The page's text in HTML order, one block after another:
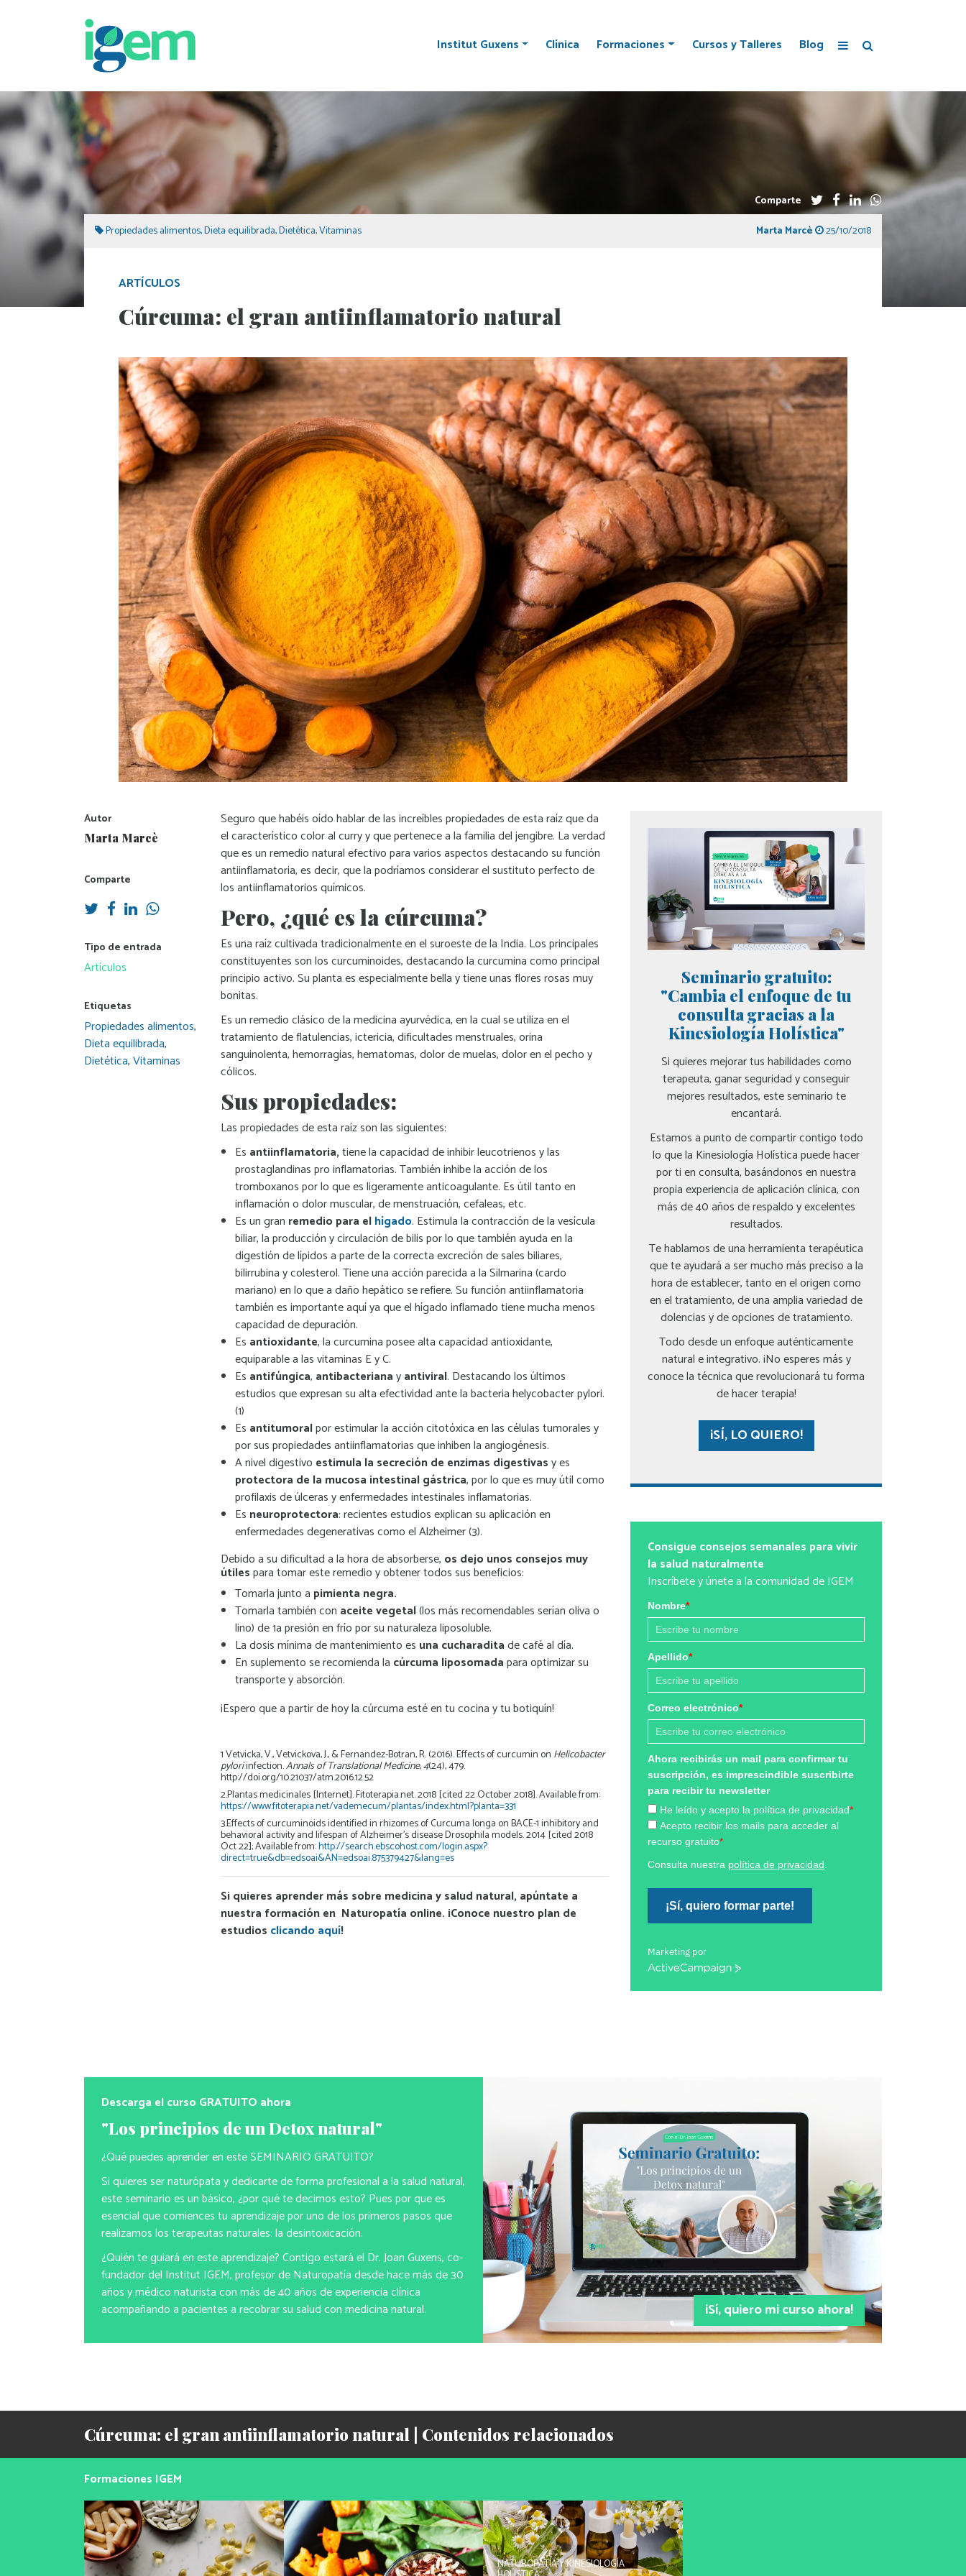
Institut Guxens Clínica Formaciones Cursos y Talleres Blog
Comparte
Propiedades alimentos,Dieta equilibrada,Dietética,Vitaminas Marta Marcè 25/10/2018
ARTÍCULOS
Cúrcuma: el gran antiinflamatorio natural
Autor
Marta Marcè
Comparte
Tipo de entrada
Artículos
Etiquetas
Propiedades alimentos,
Dieta equilibrada,
Dietética,Vitaminas
Seguro que habéis oído hablar de las increíbles propiedades de esta raíz que da
el característico color al curry y que pertenece a la familia del jengibre. La verdad
que es un remedio natural efectivo para varios aspectos destacando su función
antiinflamatoria, es decir, que la podríamos considerar el sustituto perfecto de
los antiinflamatorios químicos.
Pero, ¿qué es la cúrcuma?
Es una raíz cultivada tradicionalmente en el suroeste de la India. Los principales
constituyentes son los curcuminoides, destacando la curcumina como principal
principio activo. Su planta es especialmente bella y tiene unas flores rosas muy
bonitas.
Es un remedio clásico de la medicina ayurvédica, en la cual se utiliza en el
tratamiento de flatulencias, ictericia, dificultades menstruales, orina
sanguinolenta, hemorragias, hematomas, dolor de muelas, dolor en el pecho y
cólicos.
Sus propiedades:
Las propiedades de esta raíz son las siguientes:
Es antiinflamatoria,tiene la capacidad de inhibir leucotrienos y las
prostaglandinas pro inflamatorias. También inhibe la acción de los
tromboxanos por lo que es ligeramente anticoagulante. Es útil tanto en
inflamación o dolor muscular, de menstruación, cefaleas, etc.
Es un gran remedio para elhígado. Estimula la contracción de la vesícula
biliar, la producción y circulación de bilis por lo que también ayuda en la
digestión de lípidos a parte de la correcta excreción de sales biliares,
bilirrubina y colesterol. Tiene una acción parecida a la Silmarina (cardo
mariano) en lo que a daño hepático se refiere. Su función antiinflamatoria
también es importante aquí ya que el hígado inflamado tiene mucha menos
capacidad de depuración.
Es antioxidante, la curcumina posee alta capacidad antioxidante,
equiparable a las vitaminas E y C.
Es antifúngica, antibacterianayantiviral. Destacando los últimos
estudios que expresan su alta efectividad ante la bacteria helycobacter pylori.
(1)
Es antitumoralpor estimular la acción citotóxica en las células tumorales y
por sus propiedades antiinflamatorias que inhiben la angiogénesis.
A nivel digestivo estimula la secreción de enzimas digestivasy es
protectora de la mucosa intestinal gástrica, por lo que es muy útil como
profilaxis de úlceras y enfermedades intestinales inflamatorias.
Es neuroprotectora: recientes estudios explican su aplicación en
enfermedades degenerativas como el Alzheimer (3).
Debido a su dificultad a la hora de absorberse, os dejo unos consejos muy
útilespara tomar este remedio y obtener todos sus beneficios:
Tomarla junto a pimienta negra.
Tomarla también con aceite vegetal(los más recomendables serían oliva o
lino) de 1a presión en frío por su naturaleza liposoluble.
La dosis mínima de mantenimiento es una cucharaditade café al día.
En suplemento se recomienda la cúrcuma liposomadapara optimizar su
transporte y absorción.
¡Espero que a partir de hoy la cúrcuma esté en tu cocina y tu botiquín!
1Vetvicka, V., Vetvickova, J., & Fernandez-Botran, R. (2016). Effects of curcumin on Helicobacter
pyloriinfection.Annals of Translational Medicine,4(24), 479.
http://doi.org/10.21037/atm.2016.12.52
2.Plantas medicinales [Internet]. Fitoterapia.net. 2018 [cited 22 October 2018]. Available from:
https://www.fitoterapia.net/vademecum/plantas/index.html?planta=331
3.Effects of curcuminoids identified in rhizomes of Curcuma longa on BACE-1 inhibitory and
behavioral activity and lifespan of Alzheimer’s disease Drosophila models. 2014 [cited 2018
Oct 22]; Available from:http://search.ebscohost.com/login.aspx?
direct=true&db=edsoai&AN=edsoai.875379427&lang=es
Si quieres aprender más sobre medicina y salud natural, apúntate a
nuestra formación en Naturopatía online. ¡Conoce nuestro plan de
estudios clicando aquí!
Seminario gratuito:
"Cambia el enfoque de tu
consulta gracias a la
Kinesiología Holística"
Si quieres mejorar tus habilidades como
terapeuta, ganar seguridad y conseguir
mejores resultados, este seminario te
encantará.
Estamos a punto de compartir contigo todo
lo que la Kinesiología Holística puede hacer
por ti en consulta, basándonos en nuestra
propia experiencia de aplicación clínica, con
más de 40 años de respaldo y excelentes
resultados.
Te hablamos de una herramienta terapéutica
que te ayudará a ser mucho más preciso a la
hora de establecer, tanto en el origen como
en el tratamiento, de una amplia variedad de
dolencias y de opciones de tratamiento.
Todo desde un enfoque auténticamente
natural e integrativo. ¡No esperes más y
conoce la técnica que revolucionará tu forma
de hacer terapia!
¡SÍ, LO QUIERO!
Consigue consejos semanales para vivir
la salud naturalmente
Inscríbete y únete a la comunidad de IGEM
Nombre*
Apellido*
Correo electrónico*
Ahora recibirás un mail para confirmar tu
suscripción, es imprescindible suscribirte
para recibir tu newsletter
He leído y acepto la política de privacidad*
Acepto recibir los mails para acceder al
recurso gratuito*
Consulta nuestra política de privacidad.
¡Sí, quiero formar parte!
Marketing por
ActiveCampaign
Descarga el curso GRATUITO ahora
"Los principios de un Detox natural"
¿Qué puedes aprender en este SEMINARIO GRATUITO?
Si quieres ser naturópata y dedicarte de forma profesional a la salud natural,
este seminario es un básico, ¿por qué te decimos esto? Pues por que es
esencial que comiences tu aprendizaje por uno de los primeros pasos que
realizamos los terapeutas naturales: la desintoxicación.
¿Quién te guiará en este aprendizaje? Contigo estará el Dr. Joan Guxens, co-
fundador del Institut IGEM, profesor de Naturopatía desde hace más de 30
años y médico naturista con más de 40 años de experiencia clínica
acompañando a pacientes a recobrar su salud con medicina natural.
¡Sí, quiero mi curso ahora!
Cúrcuma: el gran antiinflamatorio natural | Contenidos relacionados
Formaciones IGEM
NATUROPATÍA Y KINESIOLOGÍA